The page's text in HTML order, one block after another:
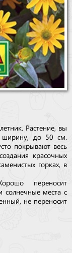
Растение, вы
ширину, до 50 см.
покрывают весь
красочных
горках, в
переносит
солнечные места с
не переносит